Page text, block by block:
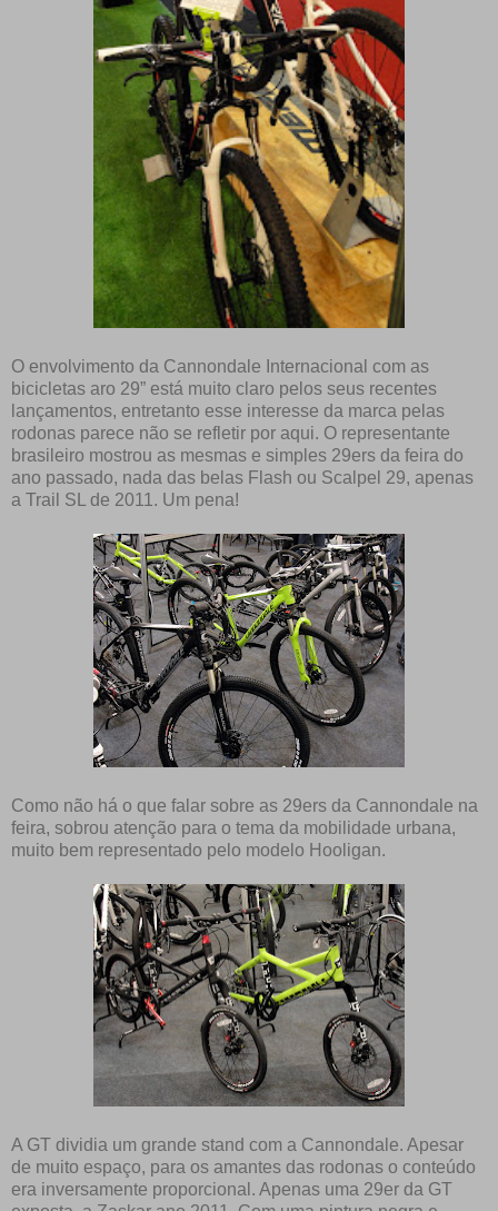
O envolvimento da Cannondale Internacional com as
bicicletas aro 29” está muito claro pelos seus recentes
lançamentos, entretanto esse interesse da marca pelas
rodonas parece não se refletir por aqui. O representante
brasileiro mostrou as mesmas e simples 29ers da feira do
ano passado, nada das belas Flash ou Scalpel 29, apenas
a Trail SL de 2011. Um pena!
Como não há o que falar sobre as 29ers da Cannondale na
feira, sobrou atenção para o tema da mobilidade urbana,
muito bem representado pelo modelo Hooligan.
A GT dividia um grande stand com a Cannondale. Apesar
de muito espaço, para os amantes das rodonas o conteúdo
era inversamente proporcional. Apenas uma 29er da GT